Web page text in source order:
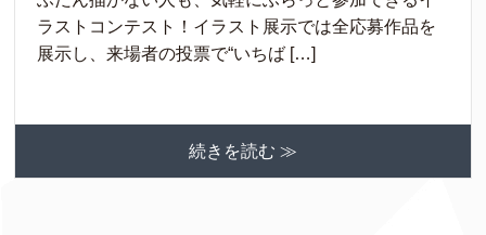
ラストコンテスト！イラスト展示では全応募作品を
展示し、来場者の投票で“いちば […]
続きを読む ≫